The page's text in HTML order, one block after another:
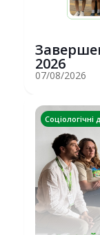
2026
07/08/2026
Соціологічні